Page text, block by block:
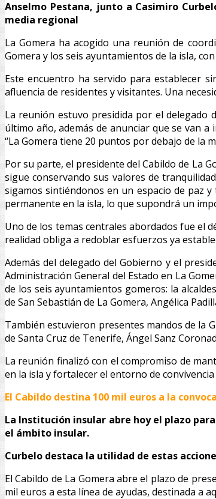
Anselmo Pestana, junto a Casimiro
media regional
La Gomera ha acogido una reunión de
Gomera y los seis ayuntamientos de la isla,
Este encuentro ha servido para establecer
afluencia de residentes y visitantes. Una
La reunión estuvo presidida por el delegado
último año, además de anunciar que se van
“La Gomera tiene 20 puntos por debajo de la
Por su parte, el presidente del Cabildo de La
sigue conservando sus valores de
sigamos sintiéndonos en un espacio de paz
permanente en la isla, lo que supondrá un
Uno de los temas centrales abordados fue el
realidad obliga a redoblar esfuerzos ya
Además del delegado del Gobierno y el
Administración General del Estado en La
de los seis ayuntamientos gomeros: la
de San Sebastián de La Gomera, Angélica
También estuvieron presentes mandos de la
de Santa Cruz de Tenerife, Ángel Sanz
La reunión finalizó con el compromiso de
en la isla y fortalecer el entorno de
El Cabildo destina 100 mil euros a la
La Institución insular abre hoy el plazo
el ámbito insular.
Curbelo destaca la utilidad de estas
El Cabildo de La Gomera abre el plazo de
mil euros a esta línea de ayudas, destinada a